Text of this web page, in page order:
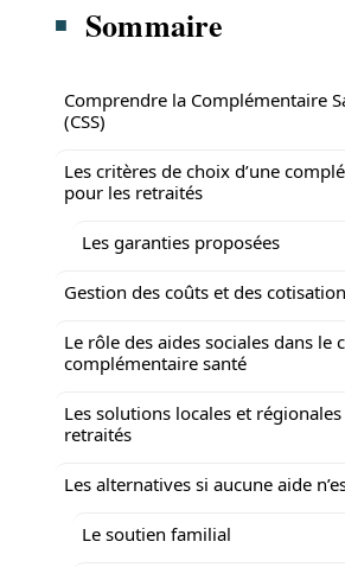
Sommaire
Comprendre la Complémentaire
(CSS)
Les critères de choix d’une
pour les retraités
Les garanties proposées
Gestion des coûts et des
Le rôle des aides sociales dans le
complémentaire santé
Les solutions locales et
retraités
Les alternatives si aucune aide
Le soutien familial